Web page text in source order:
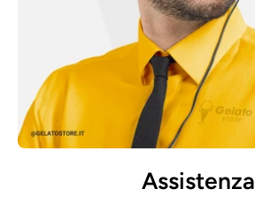
Assistenza